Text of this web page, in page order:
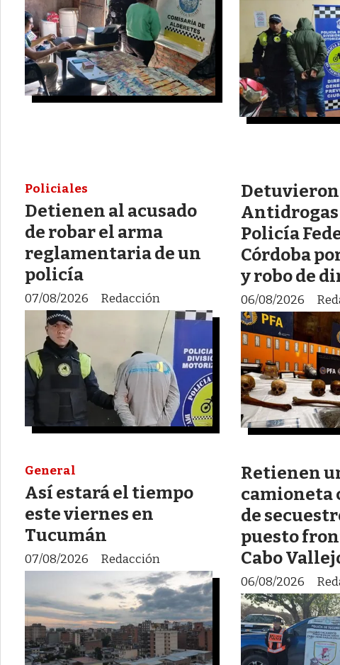
Detienen al acusado
de robar el arma
reglamentaria de un
policía
Redacción
Policiales
07/08/2026
Detuvieron
Antidrogas
Policía
Córdoba
y robo de
06/08/2026
Así estará el tiempo
este viernes en
Tucumán
Redacción
General
07/08/2026
Retienen
camioneta
de
puesto
Cabo
06/08/2026